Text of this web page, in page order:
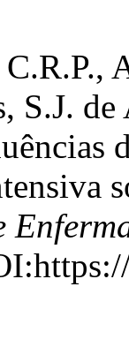
C.R.P.,
S.J.